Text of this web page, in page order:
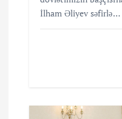
İlham Əliyev səfirlə…